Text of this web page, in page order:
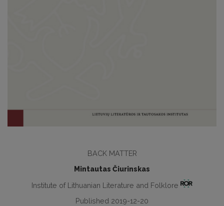
BACK MATTER
Mintautas Čiurinskas
Institute of Lithuanian Literature and Folklore
Published 2019-12-20